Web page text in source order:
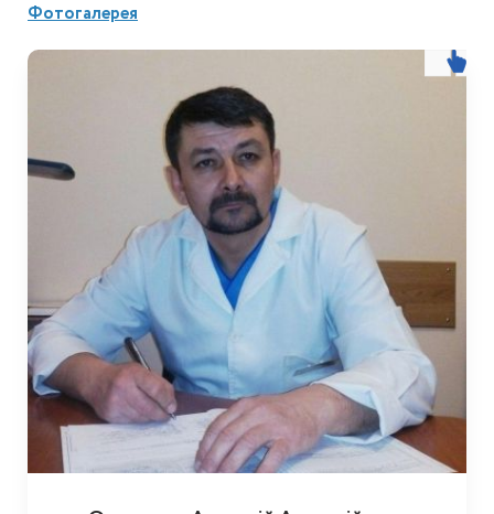
Фотогалерея